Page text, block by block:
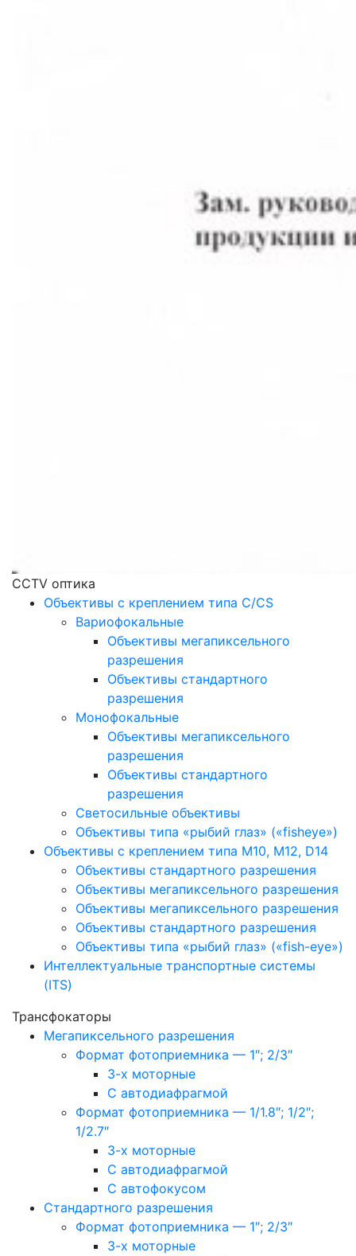
CCTV оптика
Объективы с креплением типа C/CS
Вариофокальные
Объективы мегапиксельного
разрешения
Объективы стандартного
разрешения
Монофокальные
Объективы мегапиксельного
разрешения
Объективы стандартного
разрешения
Светосильные объективы
Объективы типа «рыбий глаз» («fisheye»)
Объективы с креплением типа M10, M12, D14
Объективы стандартного разрешения
Объективы мегапиксельного разрешения
Объективы мегапиксельного разрешения
Объективы стандартного разрешения
Объективы типа «рыбий глаз» («fish-eye»)
Интеллектуальные транспортные системы
(ITS)
Трансфокаторы
Мегапиксельного разрешения
Формат фотоприемника — 1″; 2/3″
3-х моторные
С автодиафрагмой
Формат фотоприемника — 1/1.8″; 1/2″;
1/2.7″
3-х моторные
С автодиафрагмой
С автофокусом
Стандартного разрешения
Формат фотоприемника — 1″; 2/3″
3-х моторные